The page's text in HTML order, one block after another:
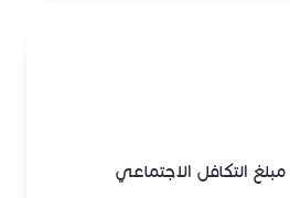
التكافل الاجتماعي